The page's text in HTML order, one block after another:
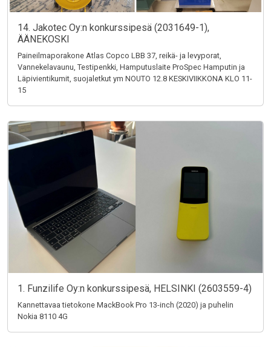
14. Jakotec Oy:n konkurssipesä (2031649-1),
ÄÄNEKOSKI
Paineilmaporakone Atlas Copco LBB 37, reikä- ja levyporat,
Vannekelavaunu, Testipenkki, Hamputuslaite ProSpec Hamputin ja
Läpivientikumit, suojaletkut ym NOUTO 12.8 KESKIVIIKKONA KLO 11-
15
1. Funzilife Oy:n konkurssipesä, HELSINKI (2603559-4)
Kannettavaa tietokone MackBook Pro 13-inch (2020) ja puhelin
Nokia 8110 4G